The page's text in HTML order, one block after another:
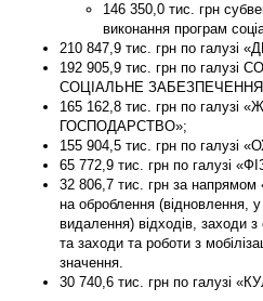
146 350,0 тис. грн
виконання програм
210 847,9 тис. грн по галузі
192 905,9 тис. грн по галузі
СОЦІАЛЬНЕ
165 162,8 тис. грн по галузі
ГОСПОДАРСТВО»;
155 904,5 тис. грн по галузі
65 772,9 тис. грн по галузі
32 806,7 тис. грн за
на оброблення (відновлення,
видалення) відходів, заходи з
та заходи та роботи з
значення.
30 740,6 тис. грн по галузі